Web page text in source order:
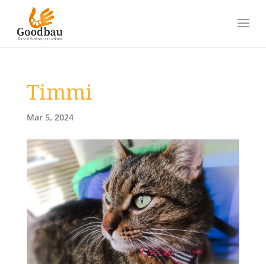
Timmi
Mar 5, 2024